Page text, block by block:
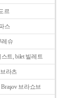
르
스
레슈
트, bilet 빌레트
라츠
브라쇼브